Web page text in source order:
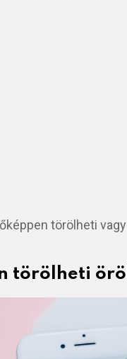
törölheti
törölheti